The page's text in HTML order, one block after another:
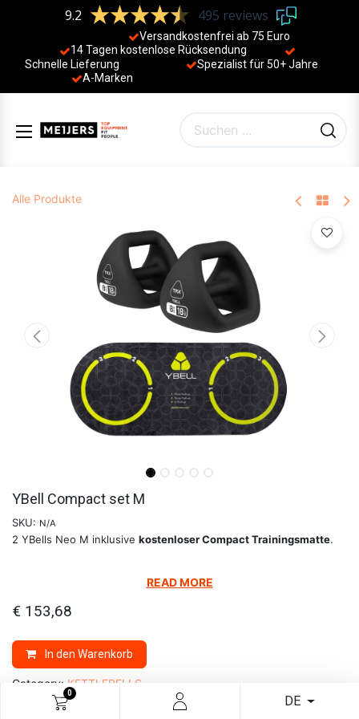
0
DE
9.2 495 reviews
Versandkostenfrei ab 75 Euro
14 Tagen kostenlose Rücksendung
Schnelle Lieferung
Spezialist für 50+ Jahre
A-Marken
Alle Produkte
YBell Compact set M
SKU: N/A
2 YBells Neo M inklusive kostenloser Compact Trainingsmatte.
READ MORE
€ 153,68
In den Warenkorb
Category: KETTLEBELLS